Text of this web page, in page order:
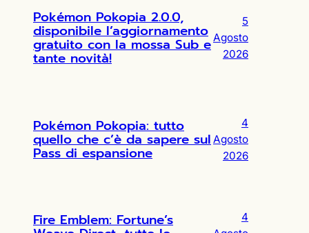
Pokémon Pokopia 2.0.0,
disponibile l’aggiornamento
gratuito con la mossa Sub e
tante novità!
5
Agosto
2026
Pokémon Pokopia: tutto
quello che c’è da sapere sul
Pass di espansione
4
Agosto
2026
Fire Emblem: Fortune’s
4